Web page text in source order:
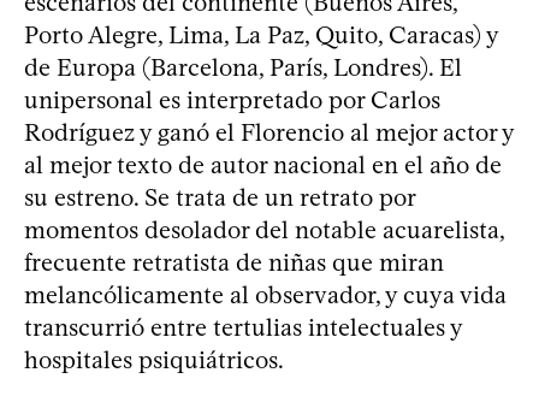
Porto Alegre, Lima, La Paz, Quito, Caracas) y
de Europa (Barcelona, París, Londres). El
unipersonal es interpretado por Carlos
Rodríguez y ganó el Florencio al mejor actor y
al mejor texto de autor nacional en el año de
su estreno. Se trata de un retrato por
momentos desolador del notable acuarelista,
frecuente retratista de niñas que miran
melancólicamente al observador, y cuya vida
transcurrió entre tertulias intelectuales y
hospitales psiquiátricos.